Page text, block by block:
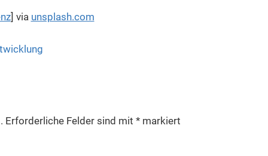
] via unsplash.com
Erforderliche Felder sind mit *markiert